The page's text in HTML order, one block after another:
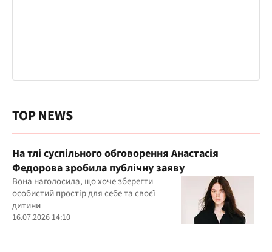
TOP NEWS
На тлі суспільного обговорення Анастасія
Федорова зробила публічну заяву
Вона наголосила, що хоче зберегти
особистий простір для себе та своєї
дитини
16.07.2026 14:10